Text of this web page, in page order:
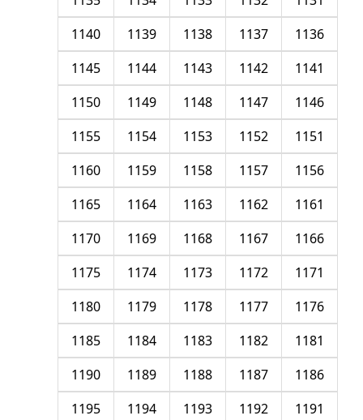
1136
1137
1138
1139
1140
1141
1142
1143
1144
1145
1146
1147
1148
1149
1150
1151
1152
1153
1154
1155
1156
1157
1158
1159
1160
1161
1162
1163
1164
1165
1166
1167
1168
1169
1170
1171
1172
1173
1174
1175
1176
1177
1178
1179
1180
1181
1182
1183
1184
1185
1186
1187
1188
1189
1190
1191
1192
1193
1194
1195